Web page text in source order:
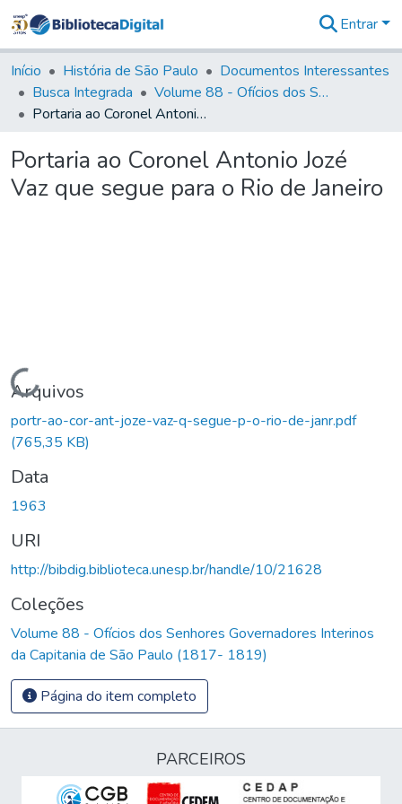
&
Coleções
Tudo na
Biblioteca
Estatísticas
Entrar
Início História de São Paulo
Documentos Interessantes
Busca Integrada
Volume 88 - Ofícios dos Senhores Governadores Interinos da Capitania de São Paulo (1817- 1819)
Portaria ao Coronel Antonio Jozé Vaz que segue para o Rio de Janeiro
Portaria ao Coronel Antonio Jozé
Vaz que segue para o Rio de Janeiro
Carregando...
Arquivos
portr-ao-cor-ant-joze-vaz-q-segue-p-o-rio-de-janr.pdf
(765,35 KB)
Data
1963
URI
http://bibdig.biblioteca.unesp.br/handle/10/21628
Coleções
Volume 88 - Ofícios dos Senhores Governadores Interinos
da Capitania de São Paulo (1817- 1819)
Página do item completo
PARCEIROS